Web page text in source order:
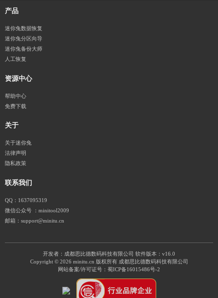
产品
迷你兔数据恢复
迷你兔分区向导
迷你兔备份大师
人工恢复
资源中心
帮助中心
免费下载
关于
关于迷你兔
法律声明
隐私政策
联系我们
QQ：1637095319
微信公众号 ：minitool2009
邮箱：support@minitu.cn
开发者：成都思比德数码科技有限公司
软件版本：v16.0
Copyright © 2026 minitu.cn 版权所有 成都思比德数码科技有限公司
网站备案/许可证号： 蜀ICP备16015486号-2